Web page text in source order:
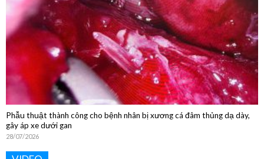
Phẫu thuật thành công cho bệnh nhân bị xương cá đâm thủng dạ dày,
gây áp xe dưới gan
28/07/2026
VIDEO